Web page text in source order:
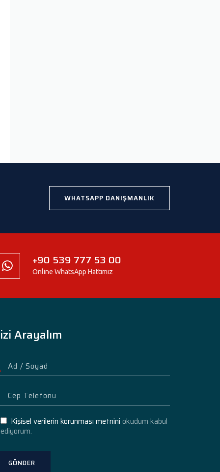
WHATSAPP DANIŞMANLIK
+90 539 777 53 00
Online WhatsApp Hattımız
Arayalım
Kişisel verilerin korunması metnini okudum kabul
ediyorum.